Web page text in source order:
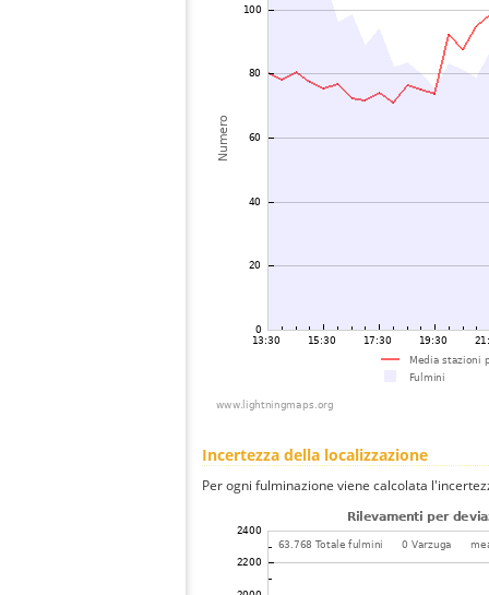
Incertezza della localizzazione
Per ogni fulminazione viene calcolata